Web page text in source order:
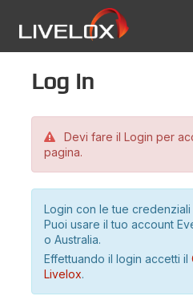
Log in
Devi fare il Login per
pagina.
Login con le tue
Puoi usare il tuo account
o Australia.
Effettuando il login accetti il
Livelox.